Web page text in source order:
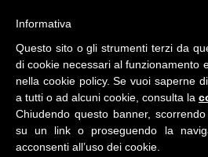
BLOG SU OCCHIALI DA SOLE E OCCHIALI DA
Informativa
Questo sito o gli strumenti terzi da
di cookie necessari al funzionamento
nella cookie policy. Se vuoi saperne
a tutti o ad alcuni cookie, consulta la
Chiudendo questo banner,
su un link o proseguendo la
acconsenti all’uso dei cookie.